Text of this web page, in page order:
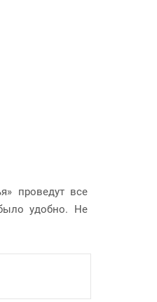
проведут все
удобно. Не